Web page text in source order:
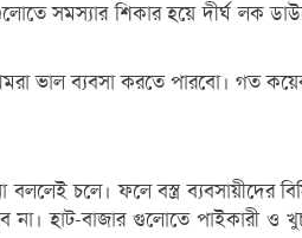
সমস্যার শিকার হয়ে দীর্ঘ লক
ভাল ব্যবসা করতে পারবো। গত
বললেই চলে। ফলে বস্ত্র
হাট-বাজার গুলোতে পাইকারী ও